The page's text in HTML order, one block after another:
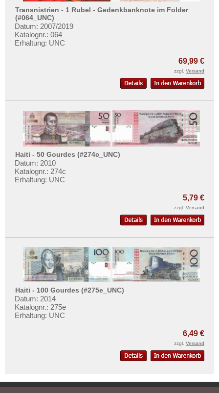
Schottland
Schweden
Schweiz
Serbien
Spitzbergen
Tatarstan
Transnistrien
Tschechische Republik
Tschechoslowakei
Türkei
Weissrussland
Zypern
Transnistrien - 1 Rubel - Gedenkbanknote im Folder
(#064_UNC)
Datum: 2007/2019
Katalognr.: 064
Erhaltung: UNC
69,99 €
zzgl. Versand
Haiti - 50 Gourdes (#274c_UNC)
Datum: 2010
Katalognr.: 274c
Erhaltung: UNC
5,79 €
zzgl. Versand
Haiti - 100 Gourdes (#275e_UNC)
Datum: 2014
Katalognr.: 275e
Erhaltung: UNC
6,49 €
zzgl. Versand